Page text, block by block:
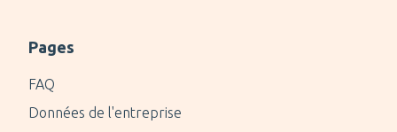
Pages
FAQ
Données de l'entreprise